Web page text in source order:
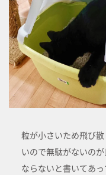
粒が小さいため飛び
いので無駄がないの
ならないと書いてあ